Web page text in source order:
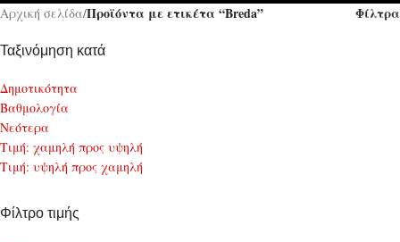
Αρχική σελίδα/Προϊόντα με ετικέτα “Breda” Φίλτρα
Ταξινόμηση κατά
Δημοτικότητα
Bαθμολογία
Νεότερα
Τιμή: χαμηλή προς υψηλή
Τιμή: υψηλή προς χαμηλή
Φίλτρο τιμής